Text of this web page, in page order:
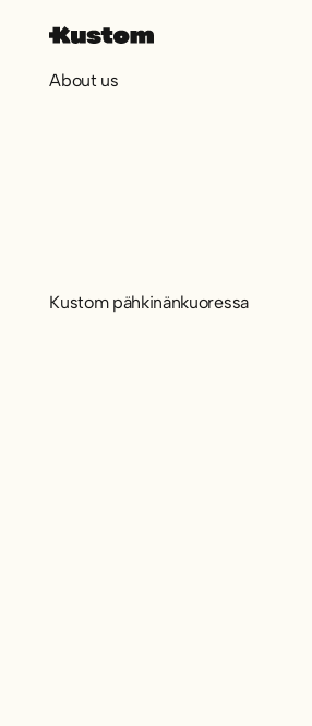
About us
Kustom pähkinänkuoressa